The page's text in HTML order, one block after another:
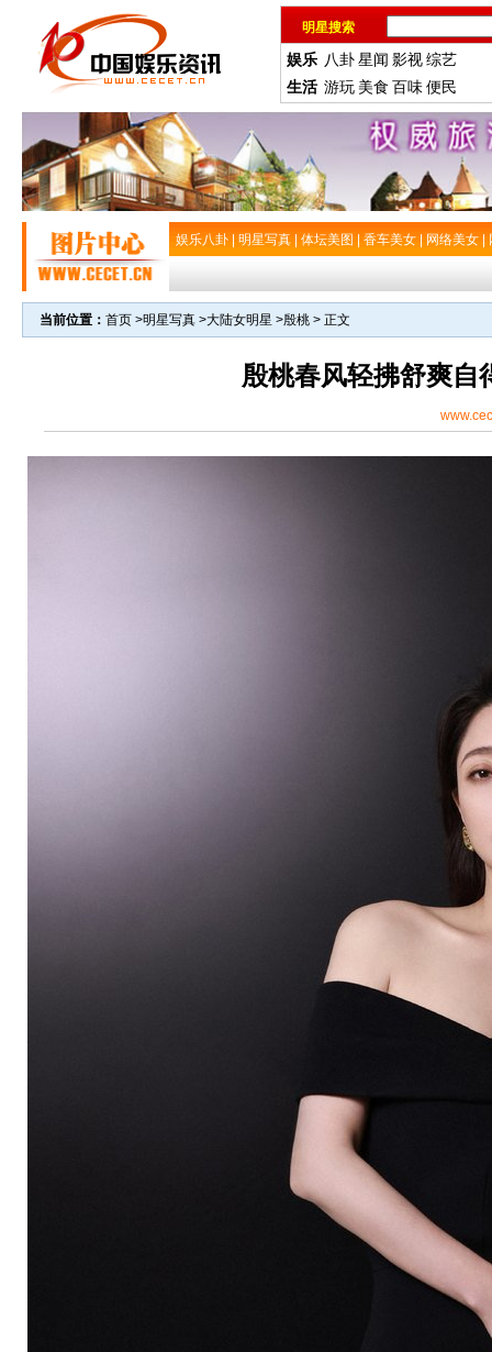
明星搜索
娱乐 八卦星闻 影视综艺
生活 游玩 美食 百味便民
娱乐八卦 明星写真 体坛美图 香车美女 网络美女
当前位置： 首页 >明星写真 >大陆女明星 >殷桃 > 正文
殷桃春风轻拂舒爽自